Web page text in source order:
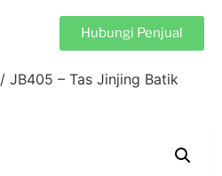
Hubungi Penjual
/ JB405 – Tas Jinjing Batik